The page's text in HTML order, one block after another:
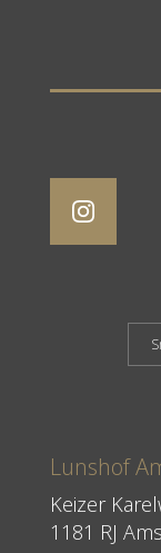
Lunshof
Keizer
1181 RJ